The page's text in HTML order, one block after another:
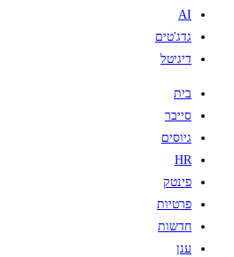
AI
גדג'טים
דיגיטל
בית
סייבר
גיוסים
HR
פינטק
פרטיות
חדשות
ענן